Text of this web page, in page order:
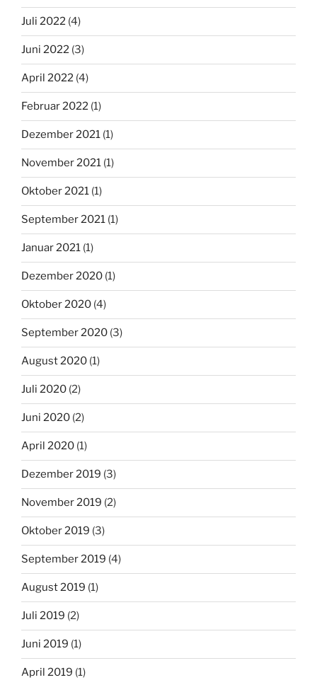
Juli 2022 (4)
Juni 2022 (3)
April 2022 (4)
Februar 2022 (1)
Dezember 2021 (1)
November 2021 (1)
Oktober 2021 (1)
September 2021 (1)
Januar 2021 (1)
Dezember 2020 (1)
Oktober 2020 (4)
September 2020 (3)
August 2020 (1)
Juli 2020 (2)
Juni 2020 (2)
April 2020 (1)
Dezember 2019 (3)
November 2019 (2)
Oktober 2019 (3)
September 2019 (4)
August 2019 (1)
Juli 2019 (2)
Juni 2019 (1)
April 2019 (1)